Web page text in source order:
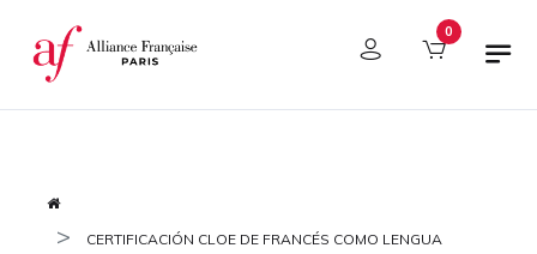
Panel de gestión de cookies 0
CERTIFICACIÓN CLOE DE FRANCÉS COMO LENGUA